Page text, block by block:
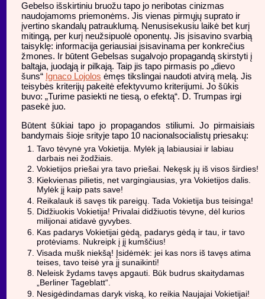
Gebelso išskirtiniu bruožu tapo jo neribotas cinizmas
naudojamoms priemonėms. Jis vienas pirmųjų suprato ir
įvertino skandalų patrauklumą. Nenusisekusiu laikė bet kurį
mitingą, per kurį neužsipuolė oponentų. Jis įsisavino svarbią
taisyklę: informacija geriausiai įsisavinama per konkrečius
žmones. Ir būtent Gebelsas sugalvojo propagandą skirstyti į
baltąja, juodąją ir pilkają. Taip jis tapo pirmasis po „dievo
šuns“ Ignaco Lojolos ėmęs tikslingai naudoti atvirą melą. Jis
teisybės kriterijų pakeitė efektyvumo kriterijumi. Jo šūkis
buvo: „Turime pasiekti ne tiesą, o efektą“. D. Trumpas irgi
pasekė juo.
Būtent šūkiai tapo jo propagandos stiliumi. Jo pirmaisiais
bandymais šioje srityje tapo 10 nacionalsocialistų priesakų:
Tavo tėvynė yra Vokietija. Mylėk ją labiausiai ir labiau
darbais nei žodžiais.
Vokietijos priešai yra tavo priešai. Nekęsk jų iš visos širdies!
Kiekvienas pilietis, net vargingiausias, yra Vokietijos dalis.
Mylėk jį kaip pats save!
Reikalauk iš savęs tik pareigų. Tada Vokietija bus teisinga!
Didžiuokis Vokietija! Privalai didžiuotis tėvyne, dėl kurios
milijonai atidavė gyvybes.
Kas padarys Vokietijai gėdą, padarys gėdą ir tau, ir tavo
protėviams. Nukreipk į jį kumščius!
Visada mušk niekšą! Įsidėmėk: jei kas nors iš tavęs atima
teises, tavo teisė yra jį sunaikinti!
Neleisk žydams tavęs apgauti. Būk budrus skaitydamas
„Berliner Tageblatt“.
Nesigėdindamas daryk viską, ko reikia Naujajai Vokietijai!